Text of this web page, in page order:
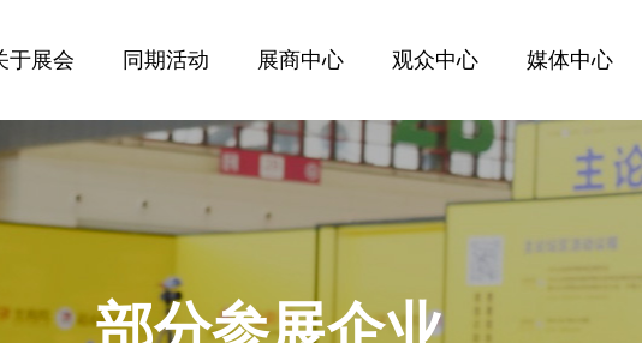
于展会 同期活动 展商中心 观众中心 媒体中心
部分参展企业